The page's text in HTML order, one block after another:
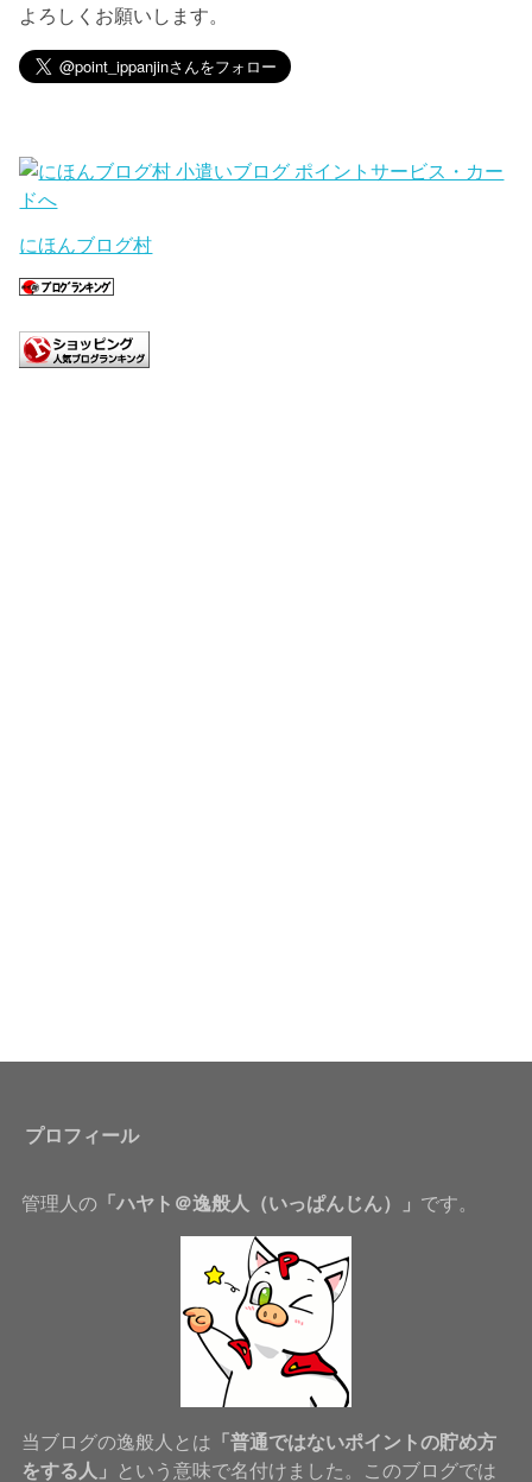
よろしくお願いします。
にほんブログ村
プロフィール
管理人の「ハヤト＠逸般人（いっぱんじん）」 です。
当ブログの逸般人とは 「普通ではないポイントの貯め方
をする人」
という意味で名付けました。このブログでは